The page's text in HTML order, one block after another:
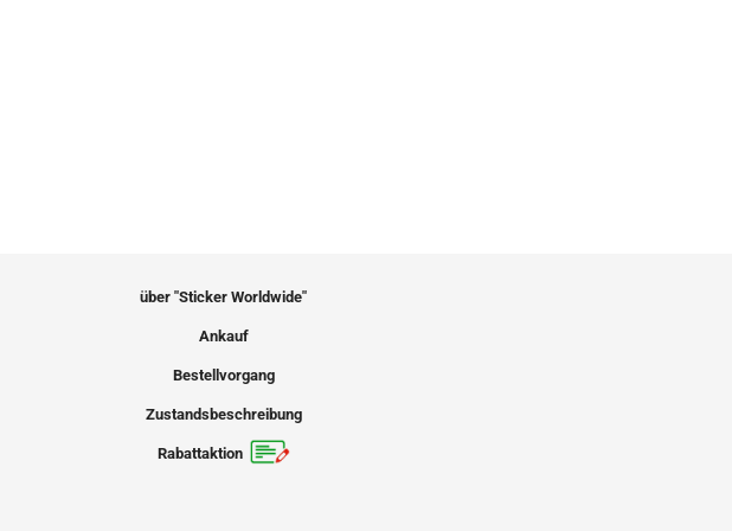
über "Sticker Worldwide"
Ankauf
Bestellvorgang
Zustandsbeschreibung
Rabattaktion